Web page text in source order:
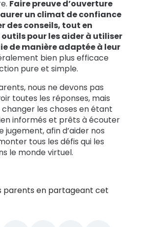
Faire preuve d’ouverture
un climat de confiance
des conseils, tout en
pour les aider à utiliser
de manière adaptée à leur
bien plus efficace
pure et simple.
nous ne devons pas
toutes les réponses, mais
changer les choses en étant
informés et prêts à écouter
jugement, afin d’aider nos
tous les défis qui les
le monde virtuel.
parents en partageant cet